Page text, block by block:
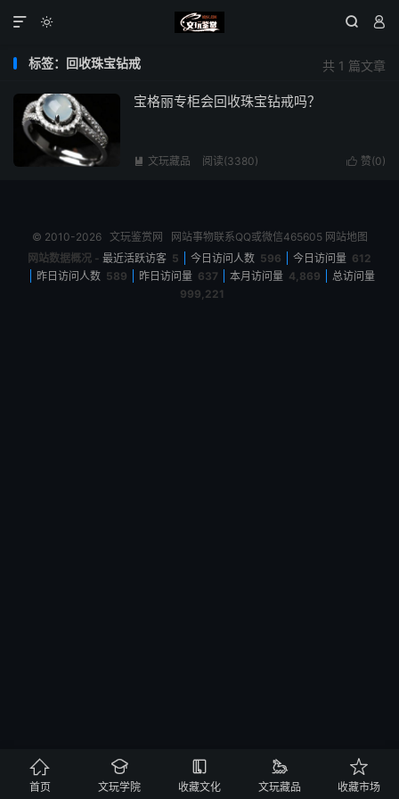
  

共 1 篇文章
标签：回收珠宝钻戒
宝格丽专柜会回收珠宝钻戒吗？
 赞(0)
 文玩藏品 阅读(3380)
© 2010-2026 文玩鉴赏网 网站事物联系QQ或微信465605 网站地图
网站数据概况 - 最近活跃访客 5 今日访问人数 596 今日访问量 612
昨日访问人数 589 昨日访问量 637 本月访问量 4,869
总访问量
999,221

首页

文玩学院

收藏文化

文玩藏品

收藏市场